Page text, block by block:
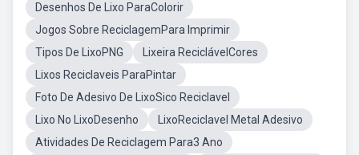
Desenhos De Lixo ParaColorir
Jogos Sobre ReciclagemPara Imprimir
Tipos De LixoPNG
Lixeira ReciclávelCores
Lixos Reciclaveis ParaPintar
Foto De Adesivo De LixoSico Reciclavel
Lixo No LixoDesenho
LixoReciclavel Metal Adesivo
Atividades De Reciclagem Para3 Ano